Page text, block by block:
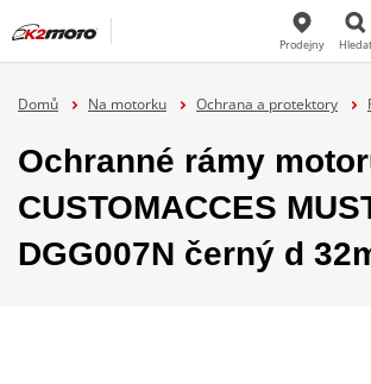
Prodejny Hledat
Domů Na motorku Ochrana a protektory
Ochranné rámy
CUSTOMACCES
DGG007N černý d